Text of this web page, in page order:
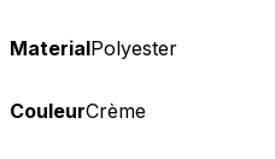
MaterialPolyester
CouleurCrème